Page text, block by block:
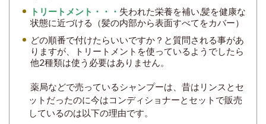
トリートメント・・・ 失われた栄養を補い,髪を健康な
状態に近づける（髪の内部から表面すべてをカバー）
どの順番で付けたらいいですか？と質問される事があ
りますが、トリートメントを使っているようでしたら
他2種類は使う必要はありません。
薬局などで売っているシャンプーは、昔はリンスとセ
ットだったのに今はコンディショナーとセットで販売
しているのは以下の理由です。